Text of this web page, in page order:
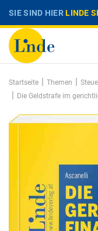
SIE SIND HIERLINDE
Startseite | Themen |
| Die Geldstrafe im